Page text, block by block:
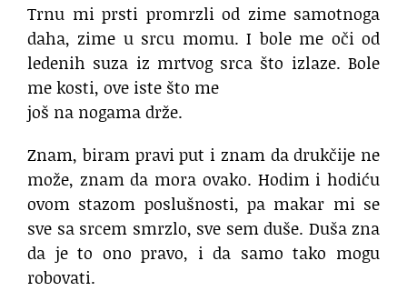
Trnu mi prsti promrzli od zime samotnoga
daha, zime u srcu momu. I bole me oči od
ledenih suza iz mrtvog srca što izlaze. Bole
me kosti, ove iste što me
još na nogama drže.
Znam, biram pravi put i znam da drukčije ne
može, znam da mora ovako. Hodim i hodiću
ovom stazom poslušnosti, pa makar mi se
sve sa srcem smrzlo, sve sem duše. Duša zna
da je to ono pravo, i da samo tako mogu
robovati.